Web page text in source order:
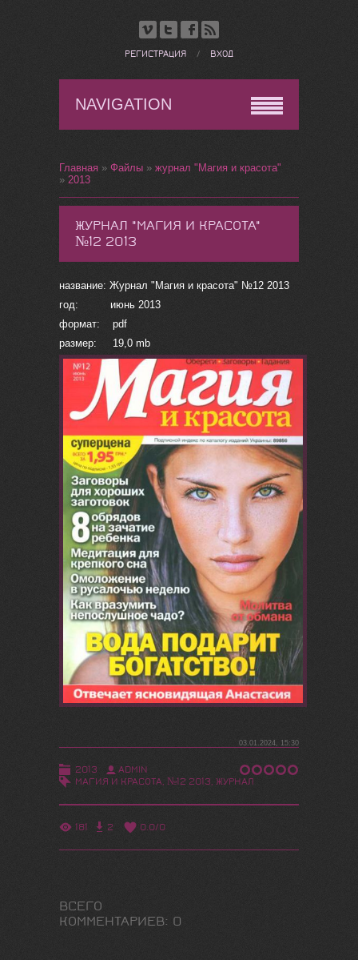
РЕГИСТРАЦИЯ / ВХОД
NAVIGATION
Главная » Файлы » журнал "Магия и красота"
» 2013
ЖУРНАЛ "МАГИЯ И КРАСОТА"
№12 2013
название: Журнал "Магия и красота" №12 2013
год: июнь 2013
формат: pdf
размер: 19,0 mb
03.01.2024, 15:30
2013
ADMIN
МАГИЯ И КРАСОТА, №12 2013, ЖУРНАЛ
181 2 0.0/0
ВСЕГО
КОММЕНТАРИЕВ: 0